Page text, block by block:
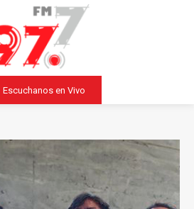
Escuchanos en Vivo